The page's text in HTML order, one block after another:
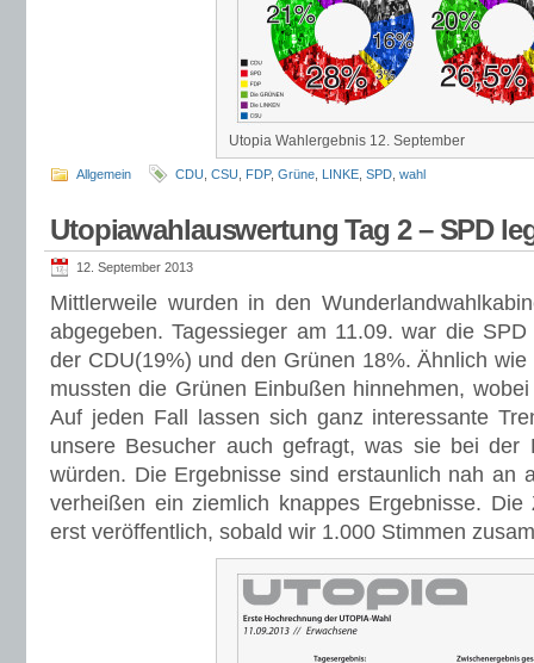
Utopia Wahlergebnis 12. September
,FDP ,Grüne,LINKE,SPD,wahl
Utopiawahlauswertung Tag 2 – SPD
Mittlerweile wurden in den
abgegeben. Tagessieger am 11.09. war die
der CDU(19%) und den Grünen 18%. Ähnlich
mussten die Grünen Einbußen hinnehmen,
Auf jeden Fall lassen sich ganz interessante
unsere Besucher auch gefragt, was sie bei der
würden. Die Ergebnisse sind erstaunlich nah an
verheißen ein ziemlich knappes Ergebnisse.
erst veröffentlich, sobald wir 1.000 Stimmen